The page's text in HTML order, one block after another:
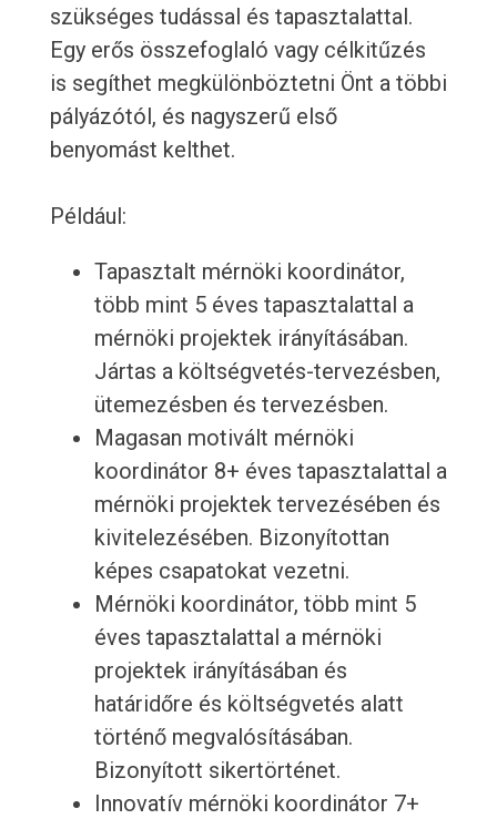
szükséges tudással és tapasztalattal.
Egy erős összefoglaló vagy célkitűzés
is segíthet megkülönböztetni Önt a többi
pályázótól, és nagyszerű első
benyomást kelthet.
Például:
Tapasztalt mérnöki koordinátor,
több mint 5 éves tapasztalattal a
mérnöki projektek irányításában.
Jártas a költségvetés-tervezésben,
ütemezésben és tervezésben.
Magasan motivált mérnöki
koordinátor 8+ éves tapasztalattal a
mérnöki projektek tervezésében és
kivitelezésében. Bizonyítottan
képes csapatokat vezetni.
Mérnöki koordinátor, több mint 5
éves tapasztalattal a mérnöki
projektek irányításában és
határidőre és költségvetés alatt
történő megvalósításában.
Bizonyított sikertörténet.
Innovatív mérnöki koordinátor 7+